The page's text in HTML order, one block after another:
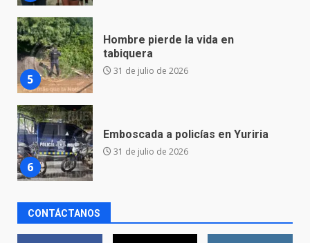
6
Emboscada a policías en Yuriria
7
Envía Gobierno de la Gente más
de 77 mil
30 de julio de 2026
asume la administración de la
parroquia de Guarapo
CONTÁCTANOS